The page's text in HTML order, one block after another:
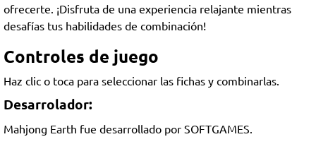
ofrecerte. ¡Disfruta de una experiencia relajante mientras
desafías tus habilidades de combinación!
Controles de juego
Haz clic o toca para seleccionar las fichas y combinarlas.
Desarrolador:
Mahjong Earth fue desarrollado por SOFTGAMES.